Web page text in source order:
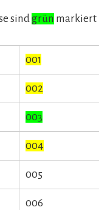
sindgrün markiert
001
002
003
004
005
006